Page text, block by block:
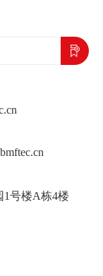
1号楼A栋4楼